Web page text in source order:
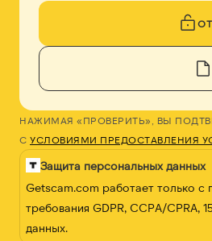
НАЖИМАЯ «ПРОВЕРИТЬ», ВЫ
С УСЛОВИЯМИ ПРЕДОСТАВЛЕНИЯ
Защита персональных данных
Getscam.com работает только
требования GDPR, CCPA/CPRA,
данных.